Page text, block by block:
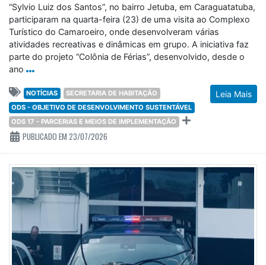
“Sylvio Luiz dos Santos”, no bairro Jetuba, em Caraguatatuba,
participaram na quarta-feira (23) de uma visita ao Complexo
Turístico do Camaroeiro, onde desenvolveram várias
atividades recreativas e dinâmicas em grupo. A iniciativa faz
parte do projeto “Colônia de Férias”, desenvolvido, desde o
ano
Leia Mais
NOTÍCIAS
SECRETARIA DE HABITAÇÃO
ODS - OBJETIVO DE DESENVOLVIMENTO SUSTENTÁVEL
ODS 17 - PARCERIAS E MEIOS DE IMPLEMENTAÇÃO
PUBLICADO EM 23/07/2026